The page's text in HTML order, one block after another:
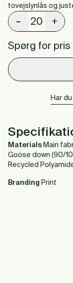
tovejslynlås og
- +
Spørg for pris
Har
Materials Main
Goose down (90/
Recycled
Branding Print